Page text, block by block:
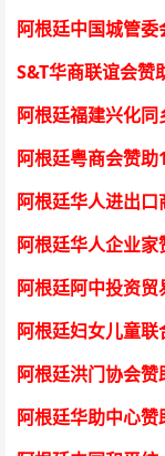
阿根廷中国城管
S&T华商联谊会赞
阿根廷福建兴化
阿根廷粤商会赞助
阿根廷华人进出口
阿根廷华人企业家
阿根廷阿中投资
阿根廷妇女儿童联
阿根廷洪门协会赞
阿根廷华助中心赞